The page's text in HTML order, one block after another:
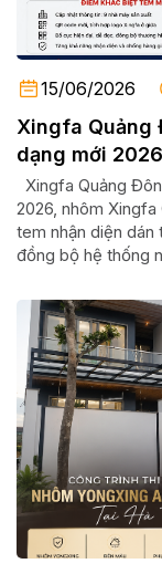
15/06/2026
Xingfa Quảng
dạng mới
tem cũ
Xingfa Quảng
2026, nhôm
tem nhận diện dán
đồng bộ hệ thống